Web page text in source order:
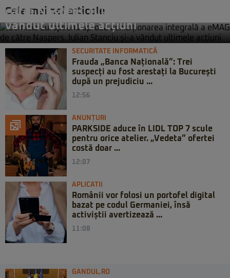
Cele mai noi articole
către Naspers. Iulian Stanciu și-a
vândut ultimele acțiuni
SECURITATE INFORMATICĂ
Frauda „Banca Națională”: Trei
suspecți au fost arestați la București
după un prejudiciu ...
12:56
ANUNȚURI
PARKSIDE aduce în LIDL TOP 7 scule
pentru orice atelier. „Vedeta” ofertei
costă doar ...
12:07
APLICATII
Românii vor folosi un portofel digital
bazat pe codul Germaniei, însă
activiștii avertizează ...
11:08
GANDUL.RO